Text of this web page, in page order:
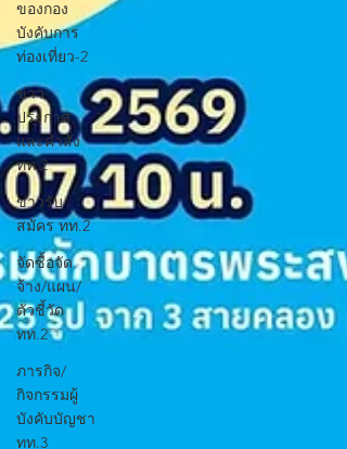
ของกอง
บังคับการ
ท่องเที่ยว-2
ข่าว
ประกาศ
และคำสั่ง
ทท.2
ข่าวรับ
สมัคร ทท.2
จัดซื้อจัด
จ้าง/แผน/
ตัวชี้วัด
ทท.2
ภารกิจ/
กิจกรรมผู้
บังคับบัญชา
ทท.3